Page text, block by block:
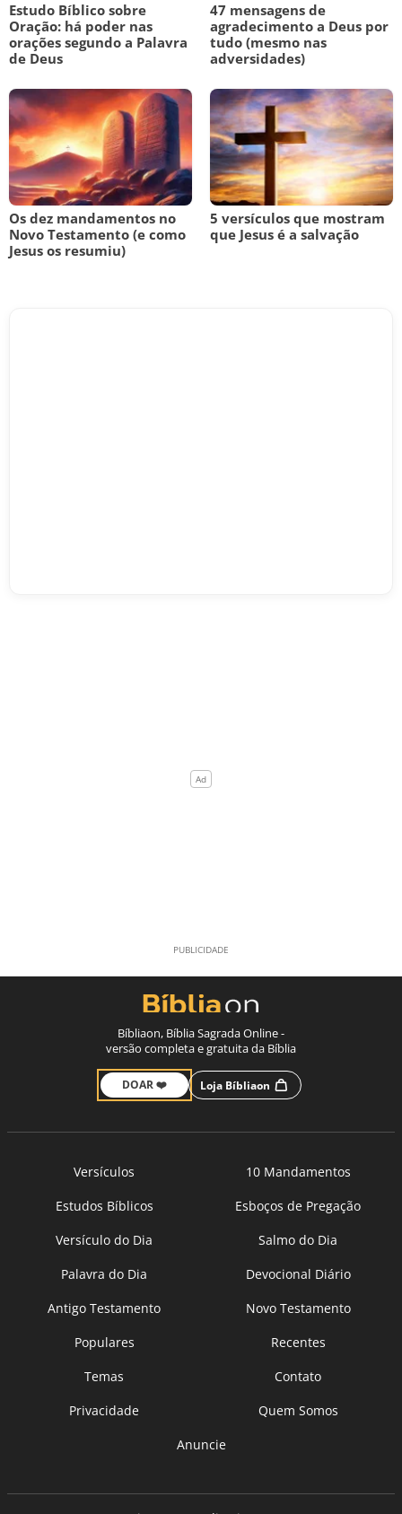
Estudo Bíblico sobre
Oração: há poder nas
orações segundo a Palavra
de Deus
47 mensagens de
agradecimento a Deus por
tudo (mesmo nas
adversidades)
Os dez mandamentos no
Novo Testamento (e como
Jesus os resumiu)
5 versículos que mostram
que Jesus é a salvação
Bíbliaon, Bíblia Sagrada Online -
versão completa e gratuita da Bíblia
DOAR ❤️ Loja Bíbliaon
Versículos
10 Mandamentos
Estudos Bíblicos
Esboços de Pregação
Versículo do Dia
Salmo do Dia
Palavra do Dia
Devocional Diário
Antigo Testamento
Novo Testamento
Populares
Recentes
Temas
Contato
Privacidade
Quem Somos
Anuncie